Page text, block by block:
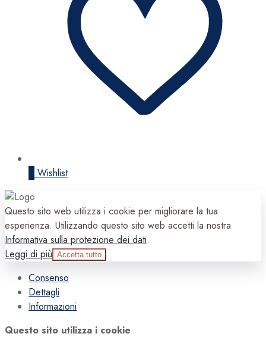
Wishlist
Questo sito web utilizza i cookie per migliorare la tua
esperienza. Utilizzando questo sito web accetti la nostra
Informativa sulla protezione dei dati.
Leggi di più Accetta tutto
Consenso
Dettagli
Informazioni
Questo sito utilizza i cookie